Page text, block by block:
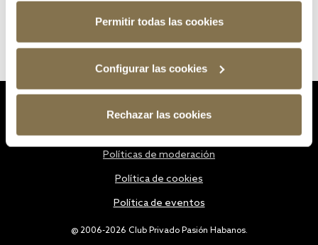
Permitir todas las cookies
Configurar las cookies
Rechazar las cookies
@ 2006-2026 Club Privado Pasión Habanos.
Políticas de moderación
Política de cookies
Política de eventos